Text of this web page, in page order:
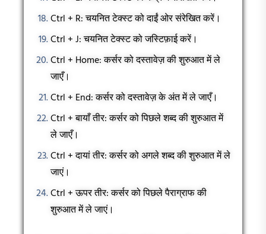
Ctrl + R: चयनित टेक्स्ट को दाईं ओर संरेखित करें।
Ctrl + J: चयनित टेक्स्ट को जस्टिफ़ाई करें।
Ctrl + Home: कर्सर को दस्तावेज़ की शुरुआत में ले
जाएँ।
Ctrl + End: कर्सर को दस्तावेज़ के अंत में ले जाएँ।
Ctrl + बायाँ तीर: कर्सर को पिछले शब्द की शुरुआत में
ले जाएँ।
Ctrl + दायां तीर: कर्सर को अगले शब्द की शुरुआत में ले
जाएं।
Ctrl + ऊपर तीर: कर्सर को पिछले पैराग्राफ की
शुरुआत में ले जाएं।